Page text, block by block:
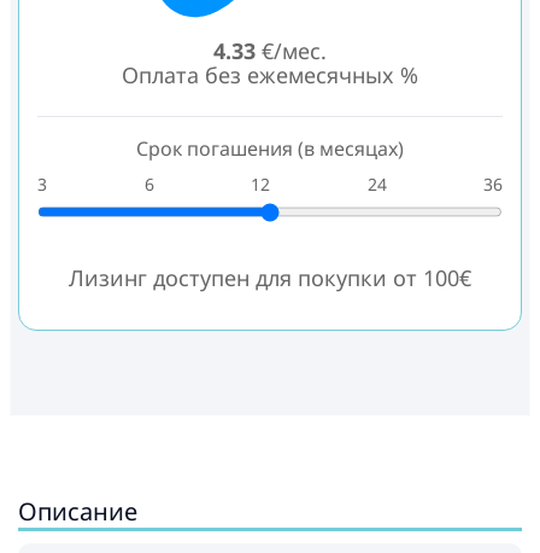
4.33 €/мес.
Оплата без ежемесячных %
Срок погашения (в месяцах)
3 6 12 24 36
Лизинг доступен для покупки от 100€
Описание